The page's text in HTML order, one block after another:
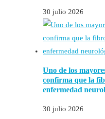
30 julio 2026
Uno de los
confirma que la
enfermedad
30 julio 2026